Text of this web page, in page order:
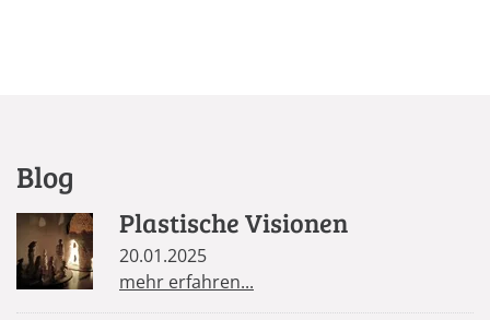
Blog
Plastische Visionen
20.01.2025
mehr erfahren...